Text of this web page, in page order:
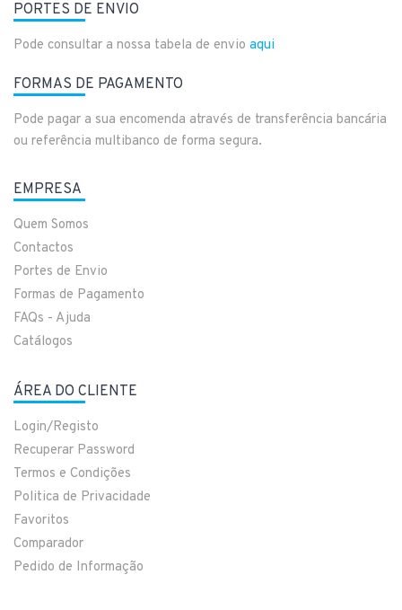
PORTES DE ENVIO
Pode consultar a nossa tabela de envio aqui
FORMAS DE PAGAMENTO
Pode pagar a sua encomenda através de transferência bancária
ou referência multibanco de forma segura.
EMPRESA
Quem Somos
Contactos
Portes de Envio
Formas de Pagamento
FAQs - Ajuda
Catálogos
ÁREA DO CLIENTE
Login/Registo
Recuperar Password
Termos e Condições
Politica de Privacidade
Favoritos
Comparador
Pedido de Informação